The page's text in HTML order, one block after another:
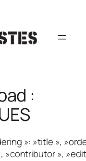
:
»: »title »,
»contributor »,